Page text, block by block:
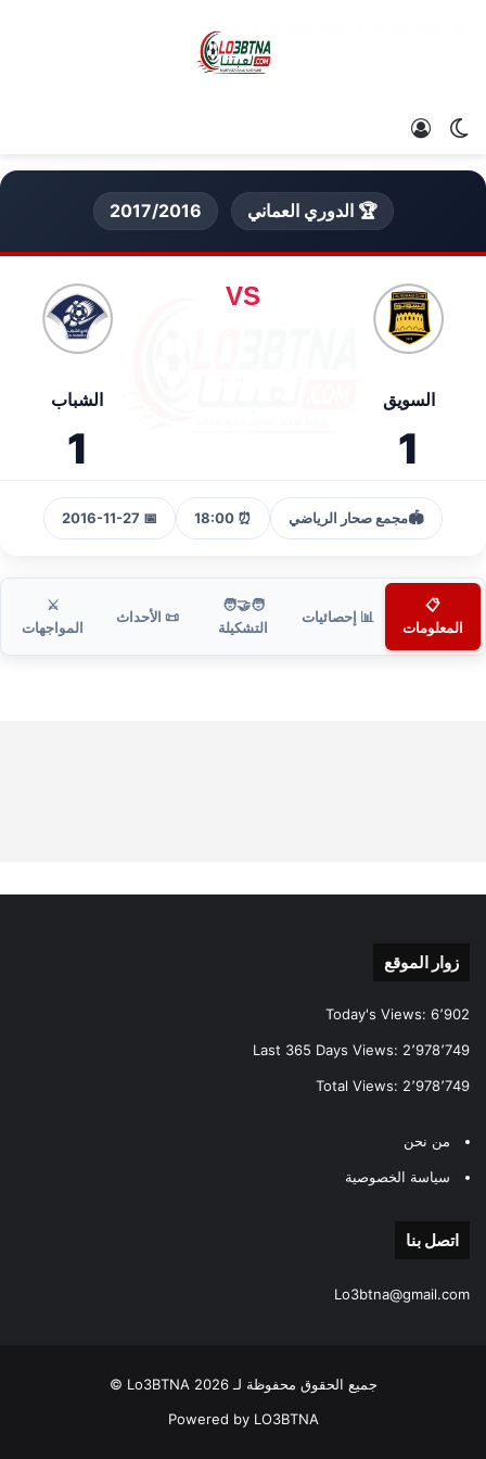
الوضع المظلم
🏆 الدوري العماني 2017/2016
السويق
1
VS
الشباب
1
🏟️مجمع صحار الرياضي ⏰ 18:00
📅 2016-11-27
📋
المعلومات
📊 إحصائيات
🧑‍🤝‍🧑
التشكيلة
📜 الأحداث
⚔️
المواجهات
زوار الموقع
Today's Views: 6٬902
Last 365 Days Views: 2٬978٬749
Total Views: 2٬978٬749
من نحن
سياسة الخصوصية
اتصل بنا
Lo3btna@gmail.com
جميع الحقوق محفوظة لـ Lo3BTNA 2026 ©
Powered by LO3BTNA